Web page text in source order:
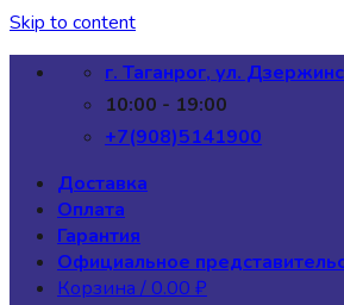
Skip to content
г. Таганрог, ул.
10:00 - 19:00
+7(908)5141900
Доставка
Оплата
Гарантия
Официальное
Корзина /0.00 ₽